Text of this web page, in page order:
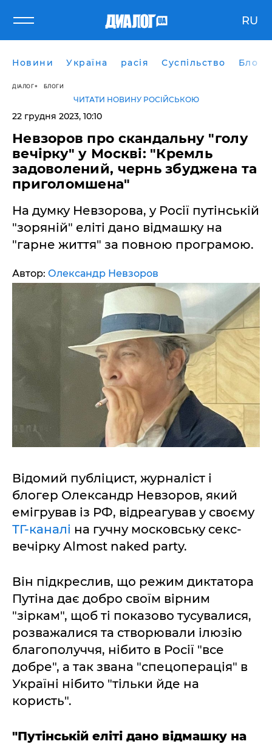
RU
Новини Україна расія Суспільство Блоги
ДІАЛОГ БЛОГИ
ЧИТАТИ НОВИНУ РОСІЙСЬКОЮ
22 грудня 2023, 10:10
Невзоров про скандальну "голу
вечірку" у Москві: "Кремль
задоволений, чернь збуджена та
приголомшена"
На думку Невзорова, у Росії путінській
"зоряній" еліті дано відмашку на
"гарне життя" за повною програмою.
Автор: Олександр Невзоров
Відомий публіцист, журналіст і
блогер Олександр Невзоров, який
емігрував із РФ, відреагував у своєму
ТГ-каналі на гучну московську секс-
вечірку Almost naked party.
Він підкреслив, що режим диктатора
Путіна дає добро своїм вірним
"зіркам", щоб ті показово тусувалися,
розважалися та створювали ілюзію
благополуччя, нібито в Росії "все
добре", а так звана "спецоперація" в
Україні нібито "тільки йде на
користь".
"Путінській еліті дано відмашку на